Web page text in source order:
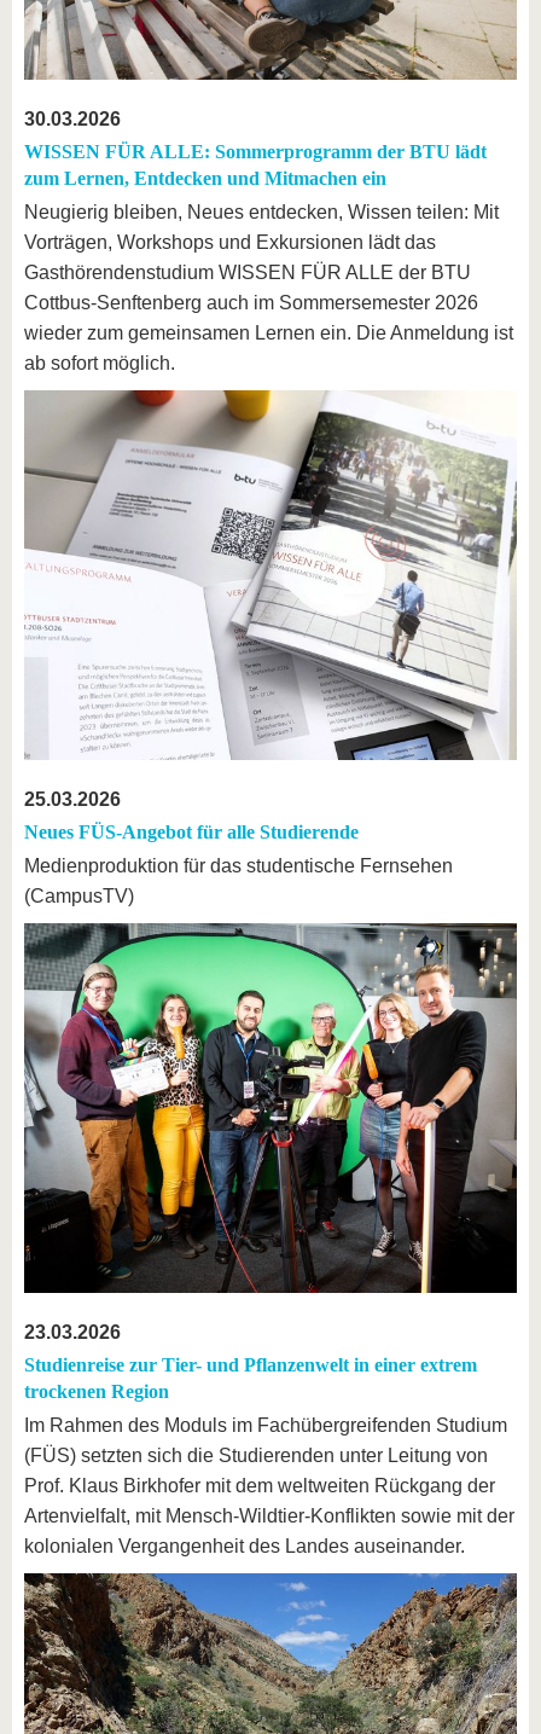
30.03.2026
WISSEN FÜR ALLE: Sommerprogramm der BTU lädt
zum Lernen, Entdecken und Mitmachen ein
Neugierig bleiben, Neues entdecken, Wissen teilen: Mit
Vorträgen, Workshops und Exkursionen lädt das
Gasthörendenstudium WISSEN FÜR ALLE der BTU
Cottbus-Senftenberg auch im Sommersemester 2026
wieder zum gemeinsamen Lernen ein. Die Anmeldung ist
ab sofort möglich.
25.03.2026
Neues FÜS-Angebot für alle Studierende
Medienproduktion für das studentische Fernsehen
(CampusTV)
23.03.2026
Studienreise zur Tier- und Pflanzenwelt in einer extrem
trockenen Region
Im Rahmen des Moduls im Fachübergreifenden Studium
(FÜS) setzten sich die Studierenden unter Leitung von
Prof. Klaus Birkhofer mit dem weltweiten Rückgang der
Artenvielfalt, mit Mensch-Wildtier-Konflikten sowie mit der
kolonialen Vergangenheit des Landes auseinander.